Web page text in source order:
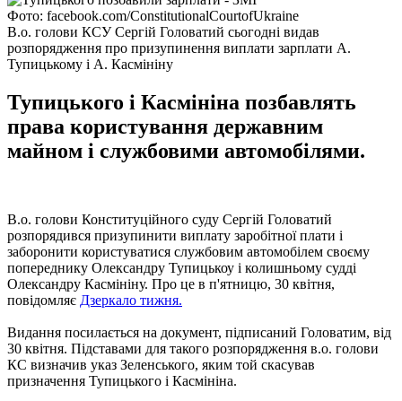
Фото: facebook.com/ConstitutionalCourtofUkraine
В.о. голови КСУ Сергій Головатий сьогодні видав
розпорядження про призупинення виплати зарплати А.
Тупицькому і А. Касмініну
Тупицького і Касмініна позбавлять
права користування державним
майном і службовими автомобілями.
В.о. голови Конституційного суду Сергій Головатий
розпорядився призупинити виплату заробітної плати і
заборонити користуватися службовим автомобілем своєму
попереднику Олександру Тупицькоу і колишньому судді
Олександру Касмініну. Про це в п'ятницю, 30 квітня,
повідомляє Дзеркало тижня.
Видання посилається на документ, підписаний Головатим, від
30 квітня. Підставами для такого розпорядження в.о. голови
КС визначив указ Зеленського, яким той скасував
призначення Тупицького і Касмініна.